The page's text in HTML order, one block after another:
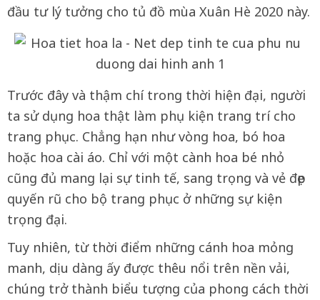
đầu tư lý tưởng cho tủ đồ mùa Xuân Hè 2020 này.
Trước đây và thậm chí trong thời hiện đại, người
ta sử dụng hoa thật làm phụ kiện trang trí cho
trang phục. Chẳng hạn như vòng hoa, bó hoa
hoặc hoa cài áo. Chỉ với một cành hoa bé nhỏ
cũng đủ mang lại sự tinh tế, sang trọng và vẻ đẹp
quyến rũ cho bộ trang phục ở những sự kiện
trọng đại.
Tuy nhiên, từ thời điểm những cánh hoa mỏng
manh, dịu dàng ấy được thêu nổi trên nền vải,
chúng trở thành biểu tượng của phong cách thời